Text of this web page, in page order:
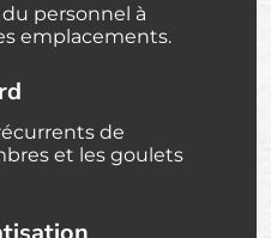
personnel à
emplacements.
de
et les goulets